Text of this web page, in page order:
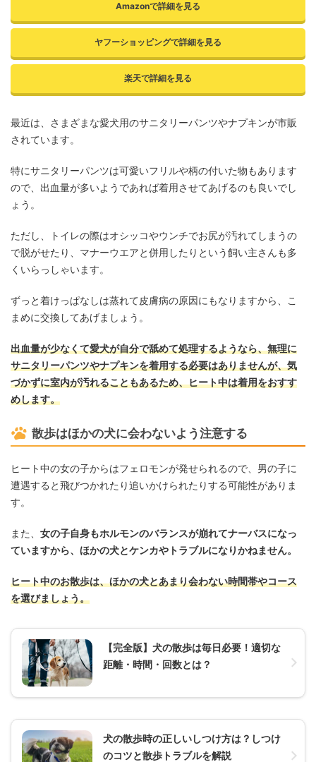
Amazonで詳細を見る
ヤフーショッピングで詳細を見る
楽天で詳細を見る
最近は、さまざまな愛犬用のサニタリーパンツやナプキンが市販
されています。
特にサニタリーパンツは可愛いフリルや柄の付いた物もあります
ので、出血量が多いようであれば着用させてあげるのも良いでし
ょう。
ただし、トイレの際はオシッコやウンチでお尻が汚れてしまうの
で脱がせたり、マナーウエアと併用したりという飼い主さんも多
くいらっしゃいます。
ずっと着けっぱなしは蒸れて皮膚病の原因にもなりますから、こ
まめに交換してあげましょう。
出血量が少なくて愛犬が自分で舐めて処理するようなら、無理に
サニタリーパンツやナプキンを着用する必要はありませんが、気
づかずに室内が汚れることもあるため、ヒート中は着用をおすす
めします。
散歩はほかの犬に会わないよう注意する
ヒート中の女の子からはフェロモンが発せられるので、男の子に
遭遇すると飛びつかれたり追いかけられたりする可能性がありま
す。
また、 女の子自身もホルモンのバランスが崩れてナーバスになっ
ていますから、ほかの犬とケンカやトラブルになりかねません。
ヒート中のお散歩は、ほかの犬とあまり会わない時間帯やコース
を選びましょう。
【完全版】犬の散歩は毎日必要！適切な
距離・時間・回数とは？
犬の散歩時の正しいしつけ方は？しつけ
のコツと散歩トラブルを解説